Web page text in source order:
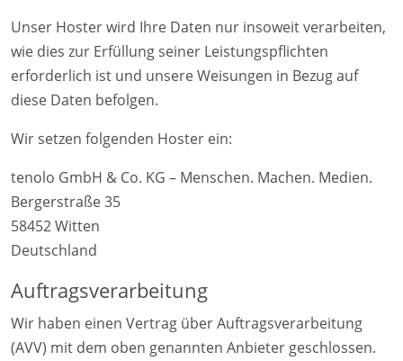
Unser Hoster wird Ihre Daten nur insoweit verarbeiten,
wie dies zur Erfüllung seiner Leistungspflichten
erforderlich ist und unsere Weisungen in Bezug auf
diese Daten befolgen.
Wir setzen folgenden Hoster ein:
tenolo GmbH & Co. KG – Menschen. Machen. Medien.
Bergerstraße 35
58452 Witten
Deutschland
Auftragsverarbeitung
Wir haben einen Vertrag über Auftragsverarbeitung
(AVV) mit dem oben genannten Anbieter geschlossen.